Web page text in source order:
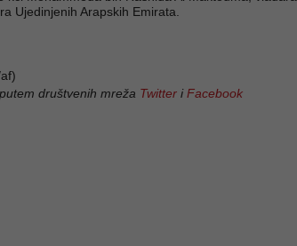
Ujedinjenih Arapskih Emirata.
društvenih mreža Twitter iFacebook